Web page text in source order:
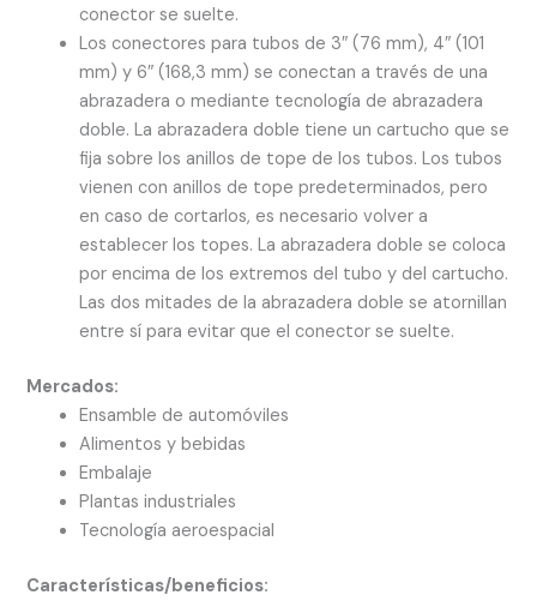
conector se suelte.
Los conectores para tubos de 3″ (76 mm), 4″ (101
mm) y 6″ (168,3 mm) se conectan a través de una
abrazadera o mediante tecnología de abrazadera
doble. La abrazadera doble tiene un cartucho que se
fija sobre los anillos de tope de los tubos. Los tubos
vienen con anillos de tope predeterminados, pero
en caso de cortarlos, es necesario volver a
establecer los topes. La abrazadera doble se coloca
por encima de los extremos del tubo y del cartucho.
Las dos mitades de la abrazadera doble se atornillan
entre sí para evitar que el conector se suelte.
Mercados:
Ensamble de automóviles
Alimentos y bebidas
Embalaje
Plantas industriales
Tecnología aeroespacial
Características/beneficios: